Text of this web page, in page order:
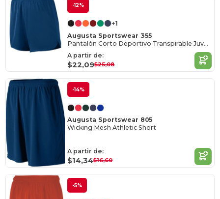
-12%
+1
Augusta Sportswear 355
Pantalón Corto Deportivo Transpirable Juvenil
A partir de:
$22,09$25,08
-14%
Augusta Sportswear 805
Wicking Mesh Athletic Short
A partir de:
$14,34$16,60
-5%